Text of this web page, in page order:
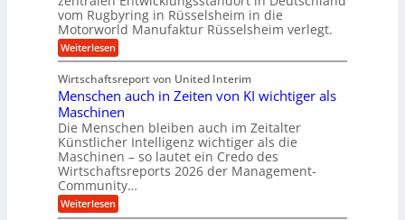
c
h
i
n
n
b
a
u
n
d
u
s
t
i
a
l
B
u
s
i
n
e
s
s
o
f
f
-
W
l
l
c
h
u
t
z
s
c
h
vom Rugbyring in Rüsselsheim in die
Motorworld Manufaktur Rüsselsheim verlegt.
Weiterlesen:
S
g
u
l
a
T
e
c
h
n
o
l
Wirtschaftsreport von United Interim
Menschen auch in Zeiten von KI wichtiger als
Maschinen
Die Menschen bleiben auch im Zeitalter
Künstlicher Intelligenz wichtiger als die
Maschinen – so lautet ein Credo des
Wirtschaftsreports 2026 der Management-
Community…
Weiterlesen:
M